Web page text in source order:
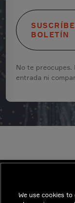
BOLETÍN
No te preocupes.
entrada ni
We use cookies